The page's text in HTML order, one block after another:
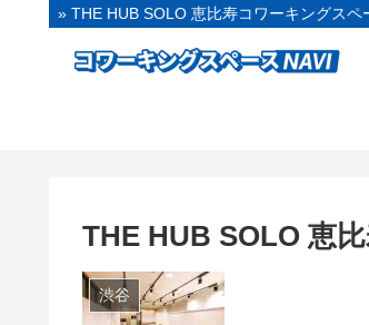
» THE HUB SOLO 恵比寿コワーキングスペ
THE HUB SOLO 恵
渋谷